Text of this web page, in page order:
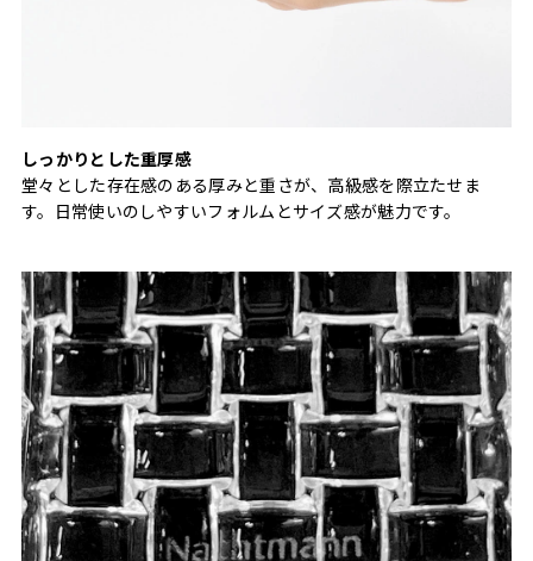
しっかりとした重厚感
堂々とした存在感のある厚みと重さが、高級感を際立たせま
す。日常使いのしやすいフォルムとサイズ感が魅力です。